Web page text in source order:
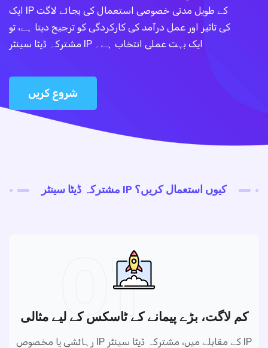
ایک IP کے طویل مدتی خصوصی استعمال کی بجائے لاگت
کی تاثیر اور عمل درآمد کی کارکردگی کو ترجیح دیتا ہے، تو
مشترکہ ڈیٹا سینٹر IP ایک بہت عملی انتخاب ہے۔
شروع کریں
مشترکہ ڈیٹا سینٹر IP کیوں استعمال کریں؟
01
کم لاگت، بڑے پیمانے کے ٹاسکس کے لیے مثالی
رہائشی یا مخصوص IP کے مقابلے میں، مشترکہ ڈیٹا سینٹر IP